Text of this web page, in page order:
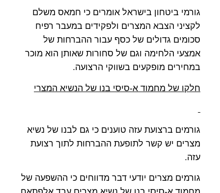
גורמי ביטחון בישראל אומרים כי חמאס משלם
לקציני הצבא המצרים ולפקידים במעבר רפיח
סכומים גדולים של כסף עבור ההברחות של
אמצעי הלחימה וגם של סחורות שאותן הוא מוכר
במחירים מופקעים בשווקי הרצועה.
חלקו של מחמוד א-סיסי בנו של הנשיא המצרי
גורמים ברצועת עזה טוענים כי גם לבנו של נשיא
מצרים יש קשר לתופעת ההברחות לתוך רצועת
עזה.
גורמים מצרים יודעי דבר מדווחים כי ההשפעה של